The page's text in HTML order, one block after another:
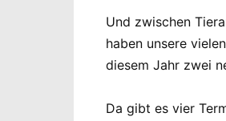
Und zwischen
haben unsere
diesem Jahr zwei
Da gibt es vier